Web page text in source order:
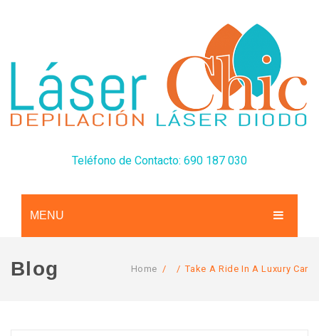
Teléfono de Contacto: 690 187 030
MENU
SERVICIOS
Blog Home / / Take A Ride In A Luxury Car